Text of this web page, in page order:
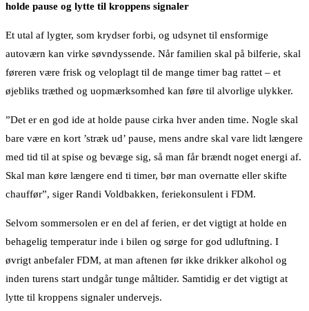
holde pause og lytte til kroppens signaler
Et utal af lygter, som krydser forbi, og udsynet til ensformige
autoværn kan virke søvndyssende. Når familien skal på bilferie, skal
føreren være frisk og veloplagt til de mange timer bag rattet – et
øjebliks træthed og uopmærksomhed kan føre til alvorlige ulykker.
”Det er en god ide at holde pause cirka hver anden time. Nogle skal
bare være en kort ’stræk ud’ pause, mens andre skal vare lidt længere
med tid til at spise og bevæge sig, så man får brændt noget energi af.
Skal man køre længere end ti timer, bør man overnatte eller skifte
chauffør”, siger Randi Voldbakken, feriekonsulent i FDM.
Selvom sommersolen er en del af ferien, er det vigtigt at holde en
behagelig temperatur inde i bilen og sørge for god udluftning. I
øvrigt anbefaler FDM, at man aftenen før ikke drikker alkohol og
inden turens start undgår tunge måltider. Samtidig er det vigtigt at
lytte til kroppens signaler undervejs.